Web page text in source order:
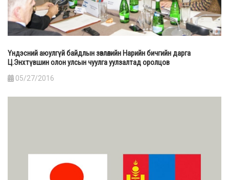
Үндэсний аюулгүй байдлын зөвлөлийн Нарийн бичгийн дарга
Ц.Энхтүвшин олон улсын чуулга уулзалтад оролцов
05/27/2016